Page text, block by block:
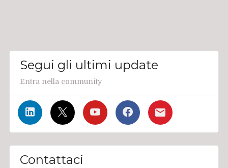
Segui gli ultimi update
Entra nella community
Contattaci